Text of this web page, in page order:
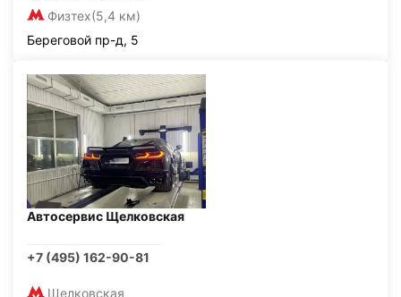
Физтех(5,4 км)
Береговой пр-д, 5
Автосервис Щелковская
+7 (495) 162-90-81
Щелковская